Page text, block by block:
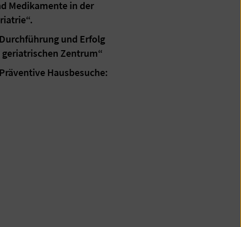
Medikamente in der
und Erfolg
Zentrum“
Hausbesuche: